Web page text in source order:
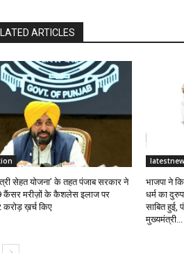
ARTICLES
सेहत योजना’ के तहत पंजाब सरकार ने
कैंसर मरीज़ों के कैशलेस इलाज पर
करोड़ ख़र्च किए
भाजपा ने
धर्म का
साबित हुई,
मुख्यमंत्री...